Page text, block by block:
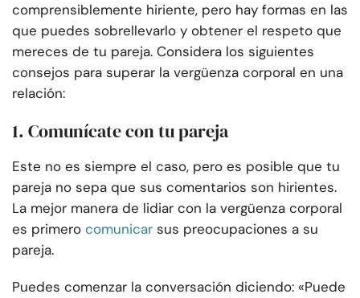
comprensiblemente hiriente, pero hay formas en las
que puedes sobrellevarlo y obtener el respeto que
mereces de tu pareja. Considera los siguientes
consejos para superar la vergüenza corporal en una
relación:
1. Comunícate con tu pareja
Este no es siempre el caso, pero es posible que tu
pareja no sepa que sus comentarios son hirientes.
La mejor manera de lidiar con la vergüenza corporal
es primero comunicar sus preocupaciones a su
pareja.
Puedes comenzar la conversación diciendo: «Puede